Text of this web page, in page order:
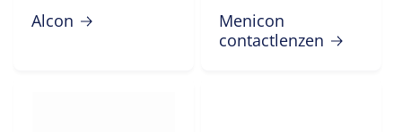
Alcon
Menicon
contactlenzen